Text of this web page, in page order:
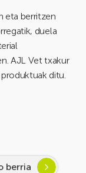
eta berritzen
duela
AJL Vet txakur
ditu.
berria